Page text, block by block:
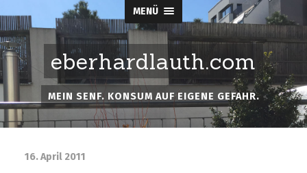
MENÜ
eberhardlauth.com
MEIN SENF. KONSUM AUF EIGENE GEFAHR.
16. April 2011